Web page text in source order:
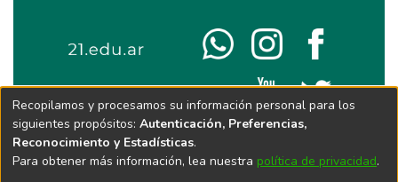
Recopilamos y procesamos su información personal para los
siguientes propósitos: Autenticación, Preferencias,
Reconocimiento y Estadísticas.
Para obtener más información, lea nuestra política de privacidad.